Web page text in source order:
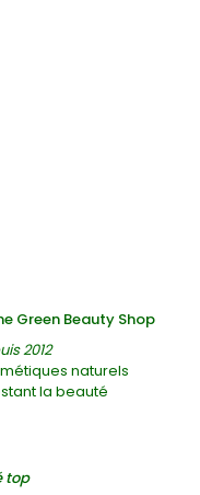
Green Beauty Shop
2012
naturels
la beauté
top